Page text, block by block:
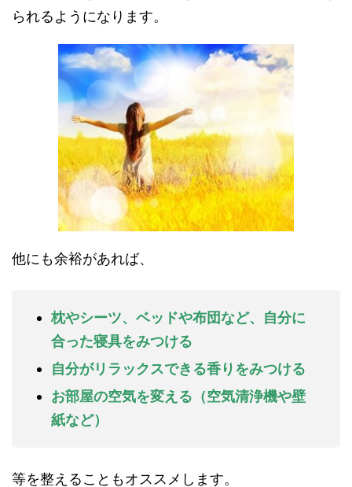
られるようになります。
他にも余裕があれば、
枕やシーツ、ベッドや布団など、自分に
合った寝具をみつける
自分がリラックスできる香りをみつける
お部屋の空気を変える（空気清浄機や壁
紙など）
等を整えることもオススメします。